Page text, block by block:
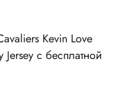
Kevin Love
с бесплатной